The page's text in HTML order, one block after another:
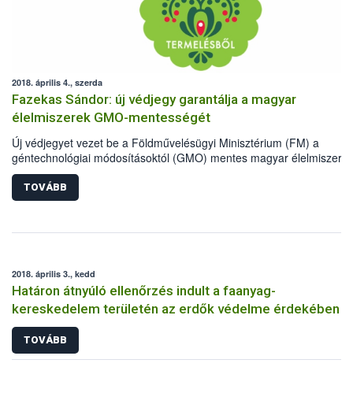
2018. április 4., szerda
Fazekas Sándor: új védjegy garantálja a magyar
élelmiszerek GMO-mentességét
Új védjegyet vezet be a Földművelésügyi Minisztérium (FM) a
géntechnológiai módosításoktól (GMO) mentes magyar élelmiszerek
megkülönböztetésére - közölte Fazekas Sándor földművelésügyi
miniszter szerdán sajtótájékoztatón, Budapesten.
TOVÁBB
2018. április 3., kedd
Határon átnyúló ellenőrzés indult a faanyag-
kereskedelem területén az erdők védelme érdekében
TOVÁBB